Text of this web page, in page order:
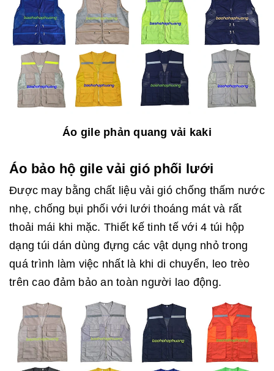
Áo gile phản quang vải kaki
Áo bảo hộ gile vải gió phối lưới
Được may bằng chất liệu vải gió chống thấm nước
nhẹ, chống bụi phối với lưới thoáng mát và rất
thoải mái khi mặc. Thiết kế tinh tế với 4 túi hộp
dạng túi dán dùng đựng các vật dụng nhỏ trong
quá trình làm việc nhất là khi di chuyển, leo trèo
trên cao đảm bảo an toàn người lao động.